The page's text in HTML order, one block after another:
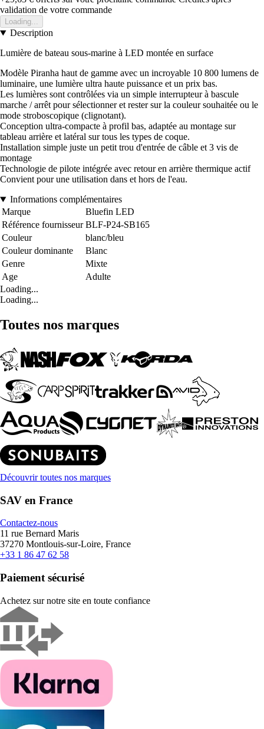
validation de votre commande
Loading...
Description
Lumière de bateau sous-marine à LED montée en surface
Modèle Piranha haut de gamme avec un incroyable 10 800 lumens de
luminaire, une lumière ultra haute puissance et un prix bas.
Les lumières sont contrôlées via un simple interrupteur à bascule
marche / arrêt pour sélectionner et rester sur la couleur souhaitée ou le
mode stroboscopique (clignotant).
Conception ultra-compacte à profil bas, adaptée au montage sur
tableau arrière et latéral sur tous les types de coque.
Installation simple juste un petit trou d'entrée de câble et 3 vis de
montage
Technologie de pilote intégrée avec retour en arrière thermique actif
Convient pour une utilisation dans et hors de l'eau.
Informations complémentaires
Marque
Bluefin LED
Référence fournisseur BLF-P24-SB165
Couleur
blanc/bleu
Couleur dominante
Blanc
Genre
Mixte
Age
Adulte
Loading...
Loading...
Toutes nos marques
Découvrir toutes nos marques
SAV en France
Contactez-nous
11 rue Bernard Maris
37270 Montlouis-sur-Loire, France
+33 1 86 47 62 58
Paiement sécurisé
Achetez sur notre site en toute confiance